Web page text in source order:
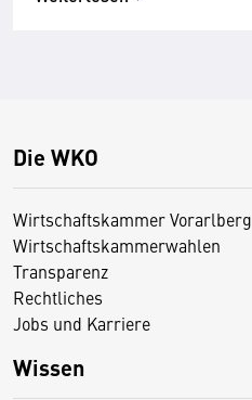
Die WKO
Wirtschaftskammer Vorarlberg
Wirtschaftskammerwahlen
Transparenz
Rechtliches
Jobs und Karriere
Wissen